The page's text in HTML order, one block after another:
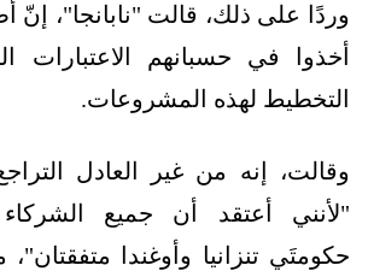
وردًا على ذلك، قالت "نابانجا"،
أخذوا في حسبانهم الاعتبارات
التخطيط لهذه المشروعات.
وقالت، إنه من غير العادل
"لأنني أعتقد أن جميع
حكومتَي تنزانيا وأوغندا